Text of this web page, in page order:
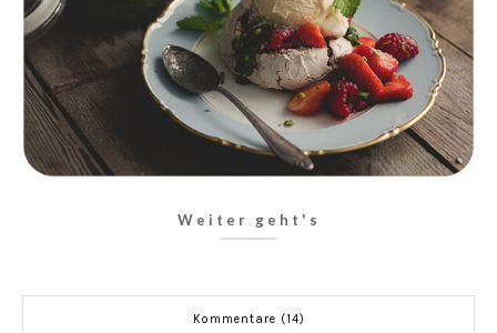
Weiter geht's
Kommentare (14)